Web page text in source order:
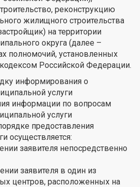
реконструкцию
жилищного строительства
на территории
округа (далее –
полномочий, установленных
Российской Федерации.
информирования о
услуги
информации по вопросам
услуги
предоставления
осуществляется:
заявителя непосредственно
заявителя в один из
центров, расположенных на